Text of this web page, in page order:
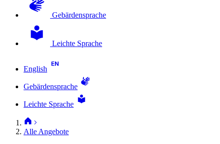
Gebärdensprache
Leichte Sprache
English
Gebärdensprache
Leichte Sprache
Alle Angebote